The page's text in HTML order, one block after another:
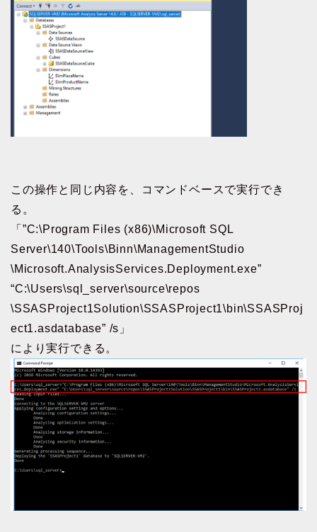
この操作と同じ内容を、コマンドベースで実行でき
る。
「”C:\Program Files (x86)\Microsoft SQL
Server\140\Tools\Binn\ManagementStudio
\Microsoft.AnalysisServices.Deployment.exe”
“C:\Users\sql_server\source\repos
\SSASProject1Solution\SSASProject1\bin\SSASProj
ect1.asdatabase” /s」
により実行できる。